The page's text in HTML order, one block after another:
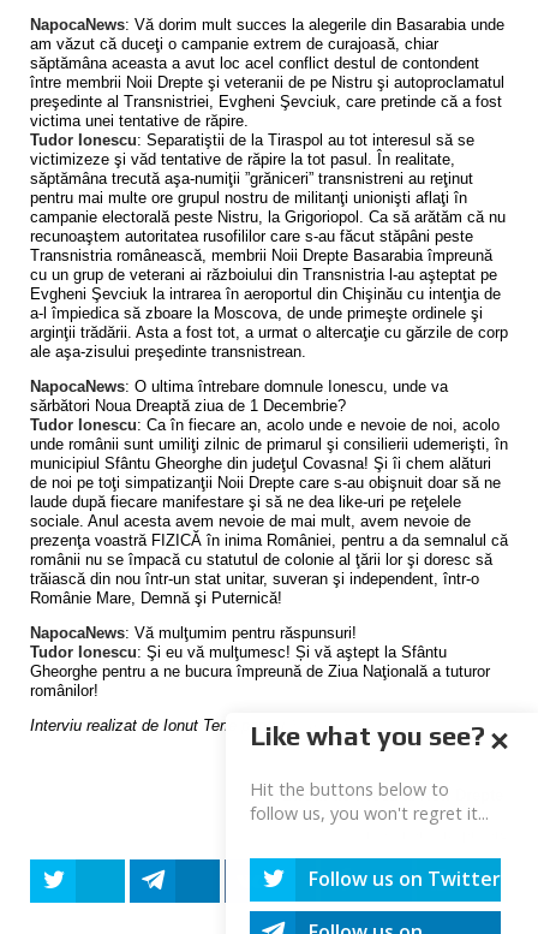
NapocaNews: Vă dorim mult succes la alegerile din Basarabia unde
am văzut că duceţi o campanie extrem de curajoasă, chiar
săptămâna aceasta a avut loc acel conflict destul de contondent
între membrii Noii Drepte şi veteranii de pe Nistru şi autoproclamatul
preşedinte al Transnistriei, Evgheni Şevciuk, care pretinde că a fost
victima unei tentative de răpire.
Tudor Ionescu: Separatiştii de la Tiraspol au tot interesul să se
victimizeze şi văd tentative de răpire la tot pasul. În realitate,
săptămâna trecută aşa-numiţii ”grăniceri” transnistreni au reţinut
pentru mai multe ore grupul nostru de militanţi unionişti aflaţi în
campanie electorală peste Nistru, la Grigoriopol. Ca să arătăm că nu
recunoaştem autoritatea rusofililor care s-au făcut stăpâni peste
Transnistria românească, membrii Noii Drepte Basarabia împreună
cu un grup de veterani ai războiului din Transnistria l-au aşteptat pe
Evgheni Şevciuk la intrarea în aeroportul din Chişinău cu intenţia de
a-l împiedica să zboare la Moscova, de unde primeşte ordinele şi
arginţii trădării. Asta a fost tot, a urmat o altercaţie cu gărzile de corp
ale aşa-zisului preşedinte transnistrean.
NapocaNews: O ultima întrebare domnule Ionescu, unde va
sărbători Noua Dreaptă ziua de 1 Decembrie?
Tudor Ionescu: Ca în fiecare an, acolo unde e nevoie de noi, acolo
unde românii sunt umiliţi zilnic de primarul şi consilierii udemerişti, în
municipiul Sfântu Gheorghe din judeţul Covasna! Şi îi chem alături
de noi pe toţi simpatizanţii Noii Drepte care s-au obişnuit doar să ne
laude după fiecare manifestare şi să ne dea like-uri pe reţelele
sociale. Anul acesta avem nevoie de mai mult, avem nevoie de
prezenţa voastră FIZICĂ în inima României, pentru a da semnalul că
românii nu se împacă cu statutul de colonie al ţării lor şi doresc să
trăiască din nou într-un stat unitar, suveran şi independent, într-o
Românie Mare, Demnă şi Puternică!
NapocaNews: Vă mulţumim pentru răspunsuri!
Tudor Ionescu: Şi eu vă mulţumesc! Și vă aştept la Sfântu
Gheorghe pentru a ne bucura împreună de Ziua Naţională a tuturor
românilor!
Interviu realizat de Ionut Tene pentru
NapocaNews
Biroul de Presa al Noii Drepte
Share Share Share
Like what you see?
Hit the buttons below to
follow us, you won't regret it...
Follow us on Twitter